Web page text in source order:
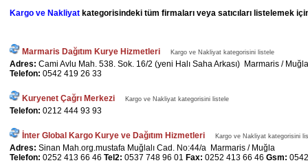
Kargo ve Nakliyat kategorisindeki tüm firmaları veya satıcıları listelemek
Marmaris Dağıtım Kurye Hizmetleri Kargo ve Nakliyat kategorisini listele
Adres: Cami Avlu Mah. 538. Sok. 16/2 (yeni Halı Saha Arkası) Marmaris / Muğla
Telefon: 0542 419 26 33
Kuryenet Çağrı Merkezi Kargo ve Nakliyat kategorisini listele
Telefon: 0212 444 93 93
İnter Global Kargo Kurye ve Dağıtım Hizmetleri Kargo ve Nakliyat kategorisini
Adres: Sinan Mah.org.mustafa Muğlalı Cad. No:44/a Marmaris / Muğla
Telefon: 0252 413 66 46 Tel2: 0537 748 96 01 Fax: 0252 413 66 46 Gsm: